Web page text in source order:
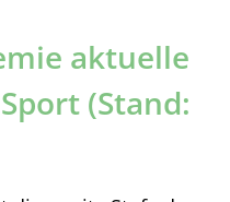
aktuelle
(Stand: